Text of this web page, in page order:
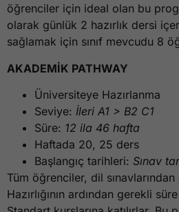
öğrenciler için ideal olan bu
olarak günlük 2 hazırlık dersi
sağlamak için sınıf mevcudu 8
AKADEMİK PATHWAY
Üniversiteye Hazırlanma
Seviye: İleri A1 > B2 C1
Süre: 12 ila 46 hafta
Haftada 20, 25 ders
Başlangıç tarihleri: Sınav
Tüm öğrenciler, dil
Hazırlığının ardından gerekli